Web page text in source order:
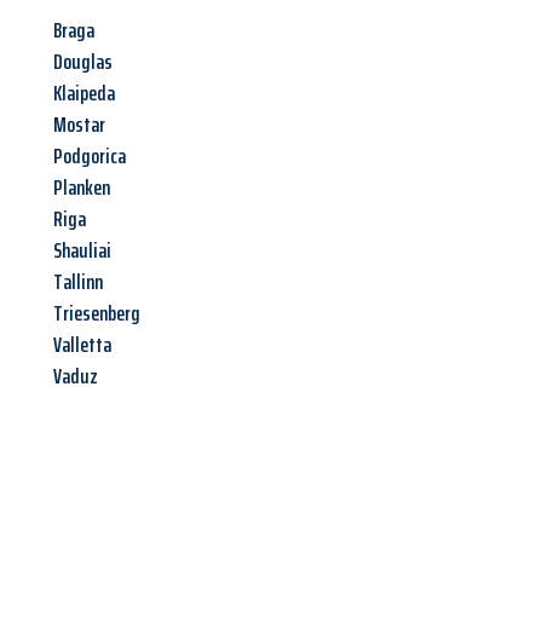
Braga
Douglas
Klaipeda
Mostar
Podgorica
Planken
Riga
Shauliai
Tallinn
Triesenberg
Valletta
Vaduz